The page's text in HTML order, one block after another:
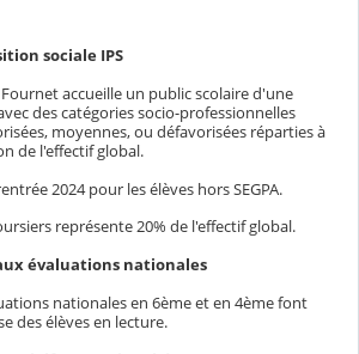
sociale IPS
accueille un public scolaire d'une
des catégories socio-professionnelles
moyennes, ou défavorisées réparties à
de l'effectif global.
2024 pour les élèves hors SEGPA.
représente 20% de l'effectif global.
évaluations nationales
nationales en 6ème et en 4ème font
des élèves en lecture.